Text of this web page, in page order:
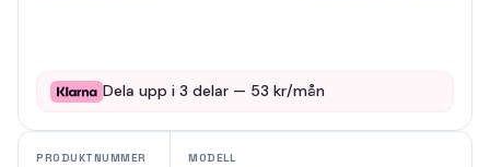
Dela upp i 3 delar — 53 kr/mån
PRODUKTNUMMER MODELL